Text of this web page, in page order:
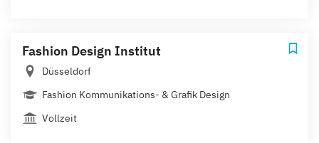
Fashion Design Institut
Düsseldorf
Fashion Kommunikations- & Grafik Design
Vollzeit